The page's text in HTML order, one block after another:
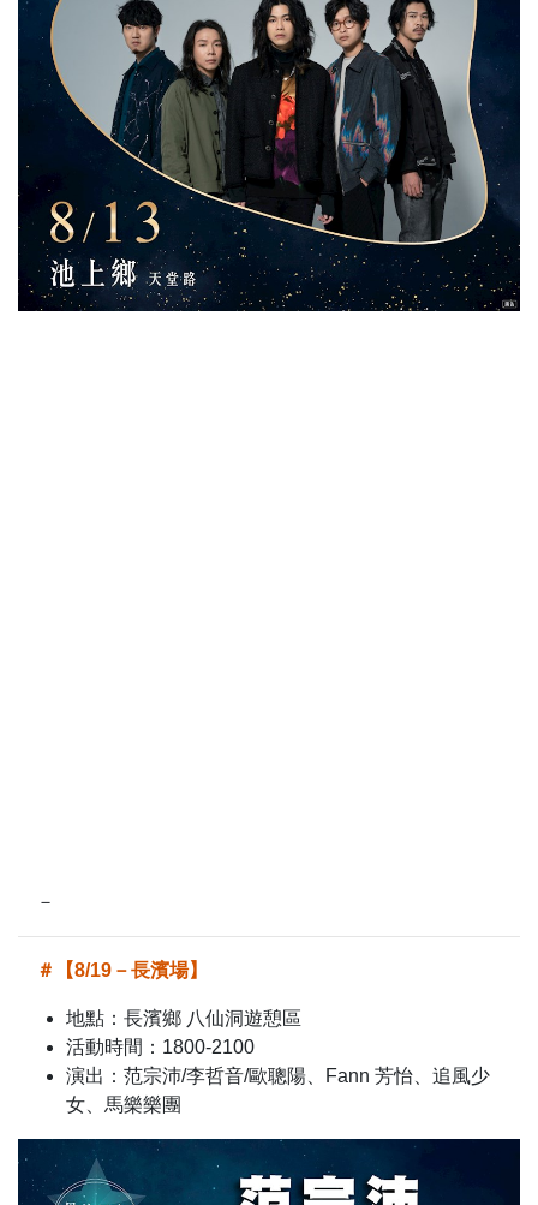
－
＃【8/19－長濱場】
地點：長濱鄉 八仙洞遊憩區
活動時間：1800-2100
演出：范宗沛/李哲音/歐聰陽、Fann 芳怡、追風少
女、馬樂樂團